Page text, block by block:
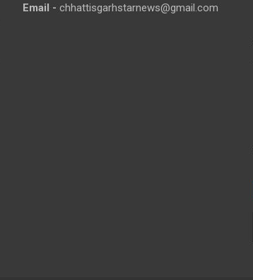
Email - chhattisgarhstarnews@gmail.com